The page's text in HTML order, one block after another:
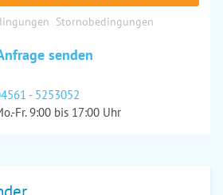
Stornobedingungen
senden
- 5253052
Fr. 9:00 bis 17:00 Uhr